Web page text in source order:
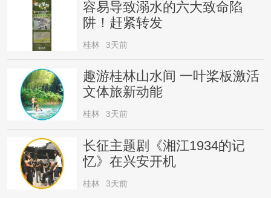
容易导致溺水的六大致命陷
阱！赶紧转发
桂林 3天前
趣游桂林山水间 一叶桨板激活
文体旅新动能
桂林 3天前
长征主题剧《湘江1934的记
忆》在兴安开机
桂林 3天前